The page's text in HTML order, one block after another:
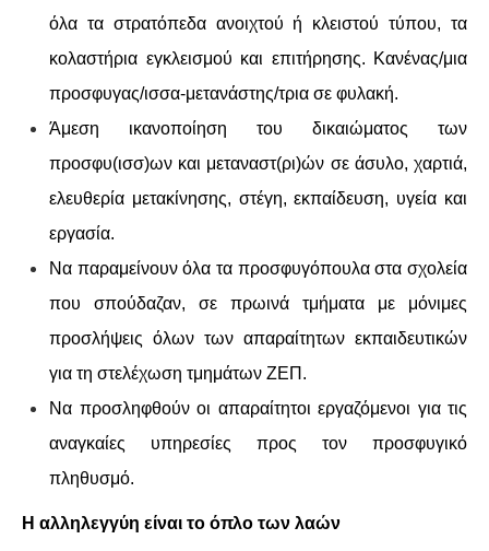
όλα τα στρατόπεδα ανοιχτού ή κλειστού τύπου, τα
κολαστήρια εγκλεισμού και επιτήρησης. Κανένας/μια
προσφυγας/ισσα-μετανάστης/τρια σε φυλακή.
Άμεση ικανοποίηση του δικαιώματος των
προσφυ(ισσ)ων και μεταναστ(ρι)ών σε άσυλο, χαρτιά,
ελευθερία μετακίνησης, στέγη, εκπαίδευση, υγεία και
εργασία.
Να παραμείνουν όλα τα προσφυγόπουλα στα σχολεία
που σπούδαζαν, σε πρωινά τμήματα με μόνιμες
προσλήψεις όλων των απαραίτητων εκπαιδευτικών
για τη στελέχωση τμημάτων ΖΕΠ.
Να προσληφθούν οι απαραίτητοι εργαζόμενοι για τις
αναγκαίες υπηρεσίες προς τον προσφυγικό
πληθυσμό.
Η αλληλεγγύη είναι το όπλο των λαών